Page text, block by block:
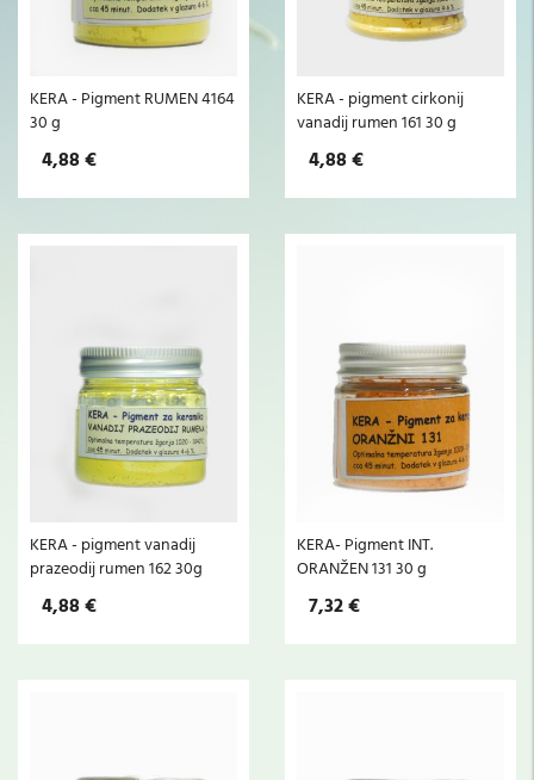
KERA - Pigment RUMEN 4164
30 g
4,88 €
KERA - pigment cirkonij
vanadij rumen 161 30 g
4,88 €
KERA - pigment vanadij
prazeodij rumen 162 30g
4,88 €
KERA- Pigment INT.
ORANŽEN 131 30 g
7,32 €